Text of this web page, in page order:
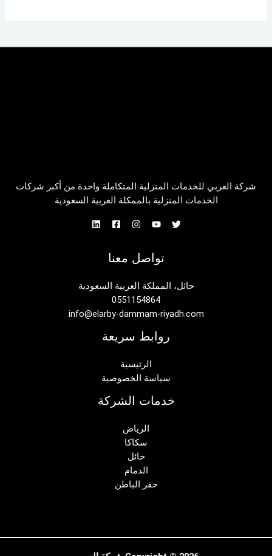
شركة العربي للخدمات المنزلية المتكاملة واحدة من أكبر شركات
الخدمات المنزلية بالممكلة العربية السعودية
تواصل معنا
حائل، المملكة العربية السعودية
0551154864
info@elarby-dammam-riyadh.com
روابط سريعة
الرئيسية
سياسة الخصوصية
خدمات الشركة
الرياض
سكاكا
حائل
الدمام
حفر الباطن